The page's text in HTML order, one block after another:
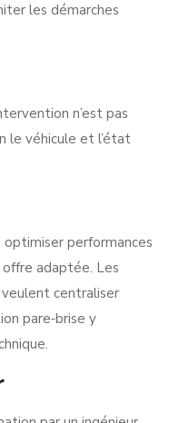
les démarches
n’est pas
le véhicule et l’état
optimiser performances
adaptée. Les
centraliser
pare‑brise y